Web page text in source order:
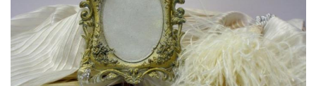
Смотреть проект